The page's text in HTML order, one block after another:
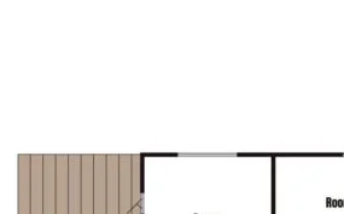
LIFE STYLE